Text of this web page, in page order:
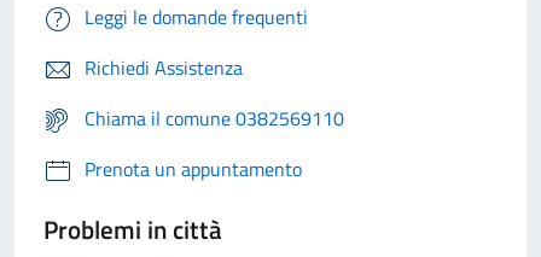
Leggi le domande frequenti
Richiedi Assistenza
Chiama il comune 0382569110
Prenota un appuntamento
Problemi in città